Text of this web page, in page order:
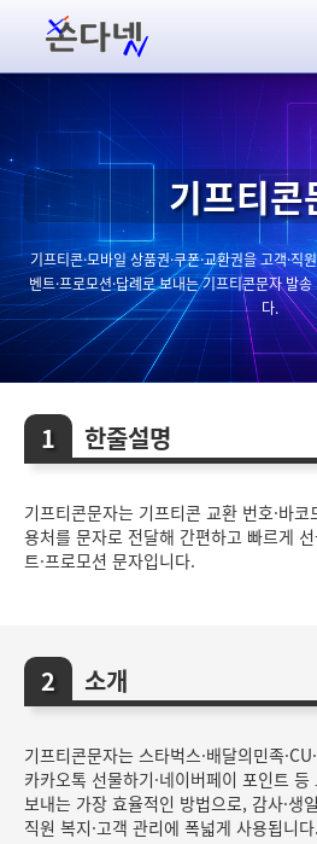
기프티콘
기프티콘·모바일 상품권·쿠폰·교환권을 고객·직
벤트·프로모션·답례로 보내는 기프티콘문자 발
다.
한줄설명
기프티콘문자는 기프티콘 교환 번호·바코
용처를 문자로 전달해 간편하고 빠르게
트·프로모션 문자입니다.
소개
기프티콘문자는 스타벅스·배달의민족
카카오톡 선물하기·네이버페이 포인트
보내는 가장 효율적인 방법으로, 감사·생일
직원 복지·고객 관리에 폭넓게 사용됩니다.